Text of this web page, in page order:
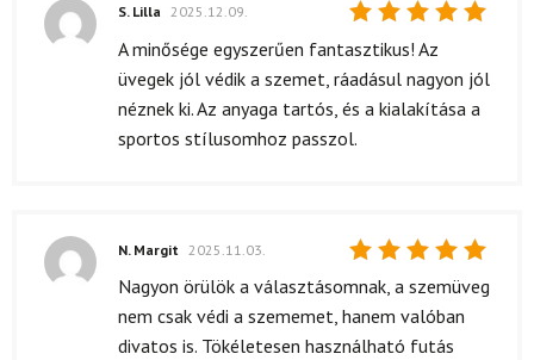
Értékelés:
S. Lilla 2025.12.09.
A minősége egyszerűen fantasztikus! Az
üvegek jól védik a szemet, ráadásul nagyon jól
néznek ki. Az anyaga tartós, és a kialakítása a
sportos stílusomhoz passzol.
Értékelés:
/ 5
N. Margit 2025.11.03.
Nagyon örülök a választásomnak, a szemüveg
nem csak védi a szememet, hanem valóban
divatos is. Tökéletesen használható futás